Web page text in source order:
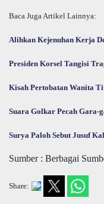
Baca Juga Artikel Lainnya:
Alihkan Kejenuhan Kerja
Presiden Korsel Tangisi
Kisah Pertobatan Wanita
Suara Golkar Pecah Gara-
Surya Paloh Sebut Jusuf
Sumber : Berbagai
Share: